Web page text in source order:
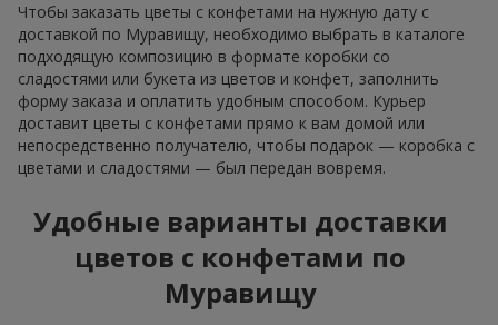
Чтобы заказать цветы с конфетами на нужную дату с
доставкой по Муравищу, необходимо выбрать в каталоге
подходящую композицию в формате коробки со
сладостями или букета из цветов и конфет, заполнить
форму заказа и оплатить удобным способом. Курьер
доставит цветы с конфетами прямо к вам домой или
непосредственно получателю, чтобы подарок — коробка с
цветами и сладостями — был передан вовремя.
Удобные варианты доставки
цветов с конфетами по
Муравищу